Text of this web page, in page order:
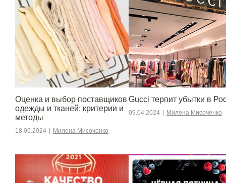
Оценка и выбор поставщиков
одежды и тканей: критерии и
методы
18.06.2024 Милена Мисоченко
Gucci терпит убытки в
09.04.2024 Милена Мисоченко